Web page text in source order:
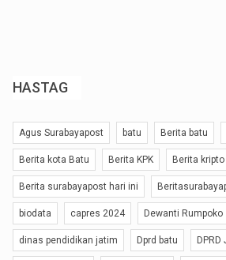
HASTAG
Agus Surabayapost batu Berita batu
Berita kota Batu Berita KPK Berita kripto
Berita surabayapost hari ini
biodata capres 2024 Dewanti Rumpoko
dinas pendidikan jatim Dprd batu DPRD